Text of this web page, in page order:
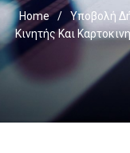
Home /
Υποβολή
Κινητής Και